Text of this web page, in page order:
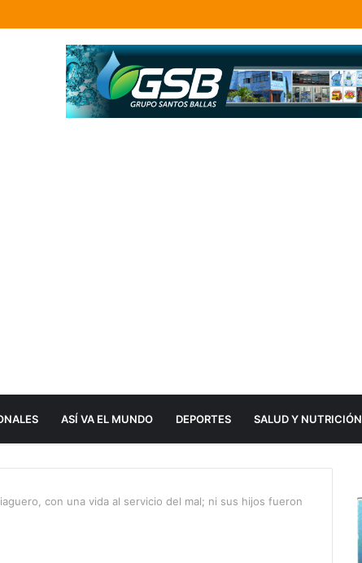
ASÍ VA EL MUNDO DEPORTES SALUD Y NUTRICIÓN
con una vida al servicio del mal; ni sus hijos fueron